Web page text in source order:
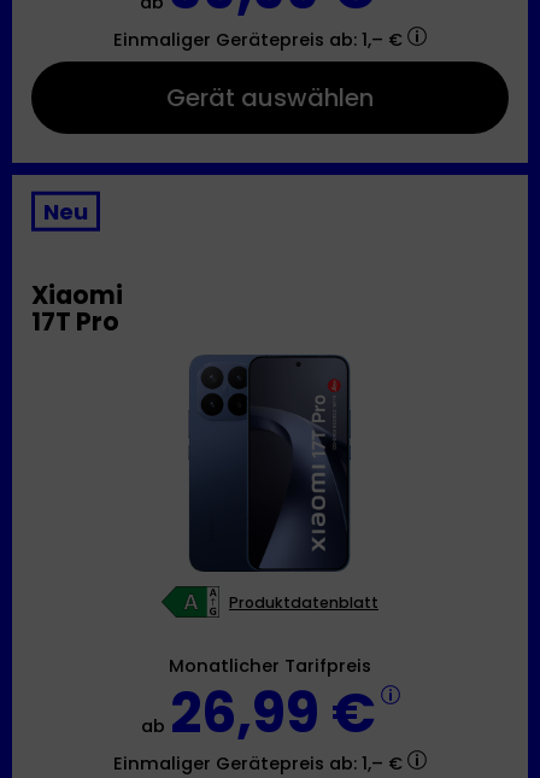
Einmaliger Gerätepreis ab: 1,– €
Gerät auswählen
Neu
Xiaomi
17T Pro
Produktdatenblatt
Monatlicher Tarifpreis
ab 26,99 €
Einmaliger Gerätepreis ab: 1,– €